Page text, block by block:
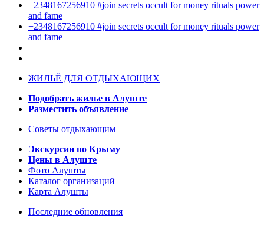
+2348167256910 #join secrets occult for money rituals power
and fame
+2348167256910 #join secrets occult for money rituals power
and fame
ЖИЛЬЁ ДЛЯ ОТДЫХАЮЩИХ
Подобрать жилье в Алуште
Разместить объявление
Советы отдыхающим
Экскурсии по Крыму
Цены в Алуште
Фото Алушты
Каталог организаций
Карта Алушты
Последние обновления